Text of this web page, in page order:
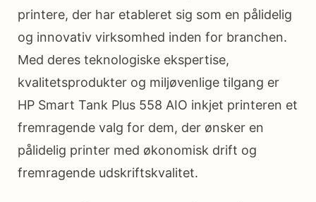
printere, der har etableret sig som en pålidelig
og innovativ virksomhed inden for branchen.
Med deres teknologiske ekspertise,
kvalitetsprodukter og miljøvenlige tilgang er
HP Smart Tank Plus 558 AIO inkjet printeren et
fremragende valg for dem, der ønsker en
pålidelig printer med økonomisk drift og
fremragende udskriftskvalitet.